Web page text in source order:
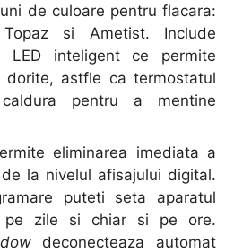
de culoare pentru flacara:
si Ametist. Include
LED inteligent ce permite
dorite, astfle ca termostatul
pentru a mentine
eliminarea imediata a
la nivelul afisajului digital.
puteti seta aparatul
pe zile si chiar si pe ore.
deconecteaza automat